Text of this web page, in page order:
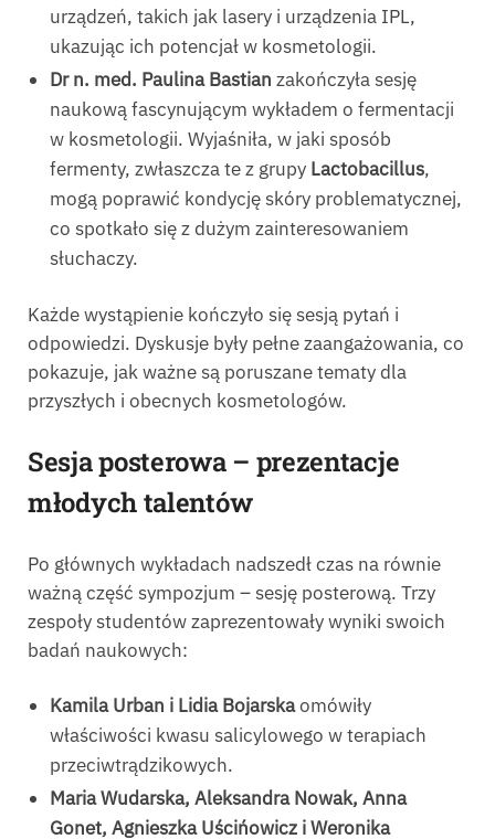
urządzeń, takich jak lasery i urządzenia IPL,
ukazując ich potencjał w kosmetologii.
Dr n. med. Paulina Bastian zakończyła sesję
naukową fascynującym wykładem o fermentacji
w kosmetologii. Wyjaśniła, w jaki sposób
fermenty, zwłaszcza te z grupy Lactobacillus,
mogą poprawić kondycję skóry problematycznej,
co spotkało się z dużym zainteresowaniem
słuchaczy.
Każde wystąpienie kończyło się sesją pytań i
odpowiedzi. Dyskusje były pełne zaangażowania, co
pokazuje, jak ważne są poruszane tematy dla
przyszłych i obecnych kosmetologów.
Sesja posterowa – prezentacje
młodych talentów
Po głównych wykładach nadszedł czas na równie
ważną część sympozjum – sesję posterową. Trzy
zespoły studentów zaprezentowały wyniki swoich
badań naukowych:
Kamila Urban i Lidia Bojarskaomówiły
właściwości kwasu salicylowego w terapiach
przeciwtrądzikowych.
Maria Wudarska, Aleksandra Nowak, Anna
Gonet, Agnieszka Uścińowicz i Weronika